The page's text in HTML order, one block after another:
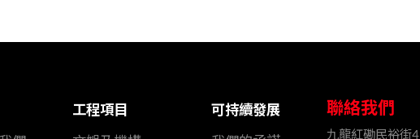
工程項目 可持續發展 聯絡我們
九龍紅磡民裕街